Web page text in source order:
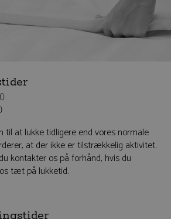
til at lukke tidligere end vores normale
at der ikke er tilstrækkelig aktivitet.
kontakter os på forhånd, hvis du
tæt på lukketid.